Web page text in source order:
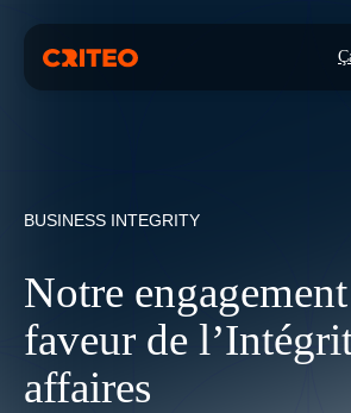
BUSINESS INTEGRITY
Notre
faveur de
affaires